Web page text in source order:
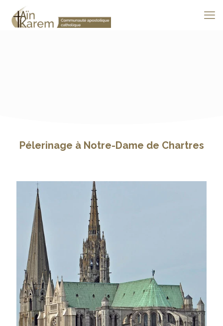
Pélerinage à Notre-Dame de Chartres